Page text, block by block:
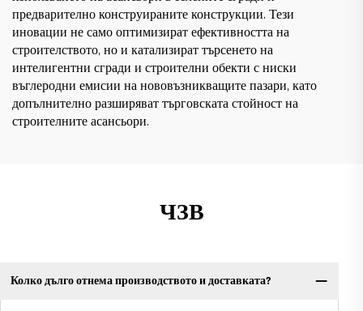
предварително конструираните конструкции. Тези
иновации не само оптимизират ефективността на
строителството, но и катализират търсенето на
интелигентни сгради и строителни обекти с ниски
въглеродни емисии на нововъзникващите пазари, като
допълнително разширяват търговската стойност на
строителните асансьори.
ЧЗВ
Колко дълго отнема производството и доставката?